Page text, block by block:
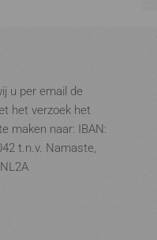
u per email de
het verzoek het
maken naar: IBAN:
t.n.v. Namaste,